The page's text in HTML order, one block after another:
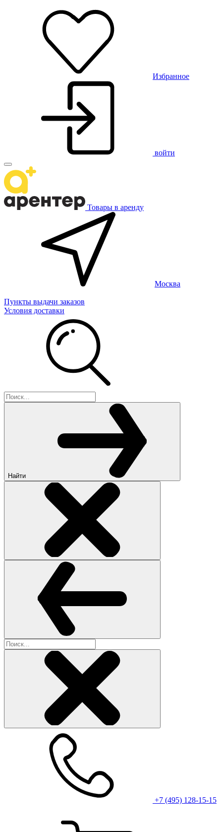
Избранное
войти
Товары в аренду
Москва
Пункты выдачи заказов
Условия доставки
Найти
+7 (495) 128-15-15